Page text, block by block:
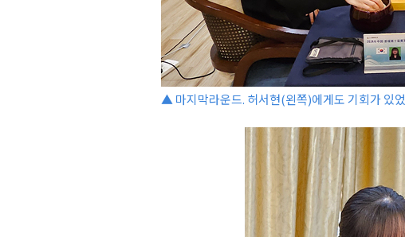
▲ 마지막라운드. 허서현(왼쪽)에게도 기회가 있